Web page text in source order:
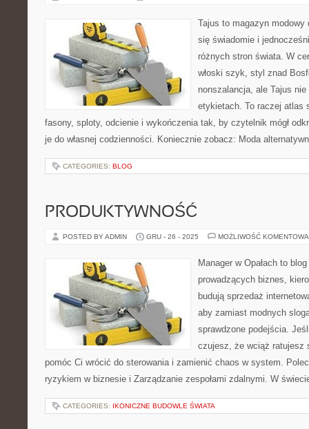
Tajus to magazyn
się świadomie i
różnych stron świata. W
włoski szyk, styl znad
nonszalancja, ale Tajus
etykietach. To raczej atlas
fasony, sploty, odcienie i wykończenia tak, by czytelnik mógł
je do własnej codzienności. Koniecznie zobacz: Moda
CATEGORIES: BLOG
PRODUKTYWNOŚĆ
POSTED BY ADMIN GRU - 26 - 2025 MOŻLIWOŚĆ
Manager w Opałach to
prowadzących biznes,
budują sprzedaż
aby zamiast modnych
sprawdzone podejścia.
czujesz, że wciąż ratujesz
pomóc Ci wrócić do sterowania i zamienić chaos w system.
ryzykiem w biznesie i Zarządzanie zespołami zdalnymi. W
CATEGORIES: IKONICZNE BUDOWLE ŚWIATA